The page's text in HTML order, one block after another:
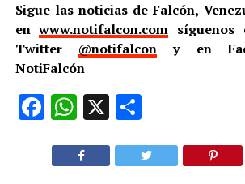
Sigue las noticias de Falcón,
enwww.notifalcon.com síguenos
Twitter @notifalcon y en
NotiFalcón
Facebook
WhatsApp
X Compartir